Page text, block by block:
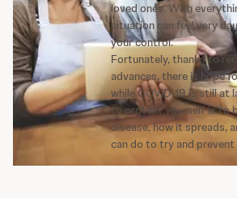
loved ones. With
situation can feel very
your control.
Fortunately, thanks to
advances, there is hope
while COVID-19 is still at
to protect yourself is to
disease, how it spreads,
can do to try and prevent